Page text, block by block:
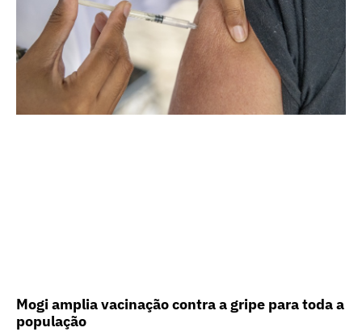
Mogi amplia vacinação contra a gripe para toda a
população